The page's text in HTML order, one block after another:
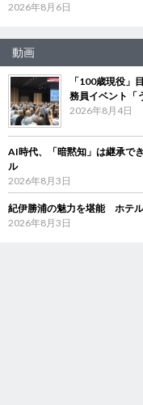
2026年8月6日
動画
「100歳現役
務員イベント「
2026年8月4日
AI時代、「暗黙知」は継承で
ル
2026年8月3日
紀伊勝浦の魅力を堪能 ホテ
2026年8月3日